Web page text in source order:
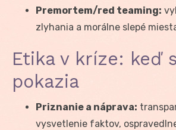
Premortem/red teaming:
zlyhania a morálne slepé
Etika v kríze: keď
pokazia
Priznanie a náprava:
vysvetlenie faktov,